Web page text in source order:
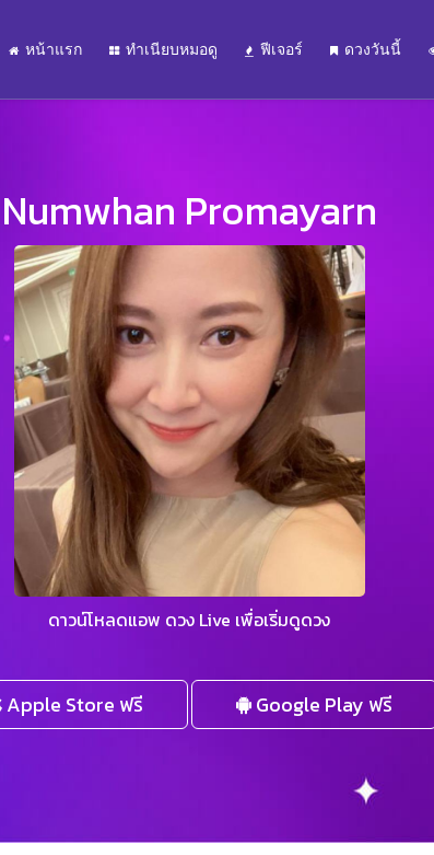
หน้าแรก ทำเนียบหมอดู ฟีเจอร์ ดวงวันนี้
Numwhan Promayarn
ดาวน์โหลดแอพ ดวง Live เพื่อเริ่มดูดวง
Apple Store ฟรี Google Play ฟรี